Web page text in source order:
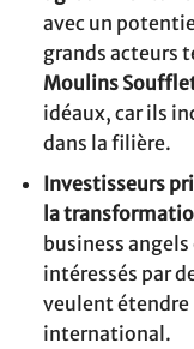
avec un
grands acteurs
Moulins
idéaux, car ils
dans la filière.
Investisseurs
la
business
intéressés par
veulent
international.